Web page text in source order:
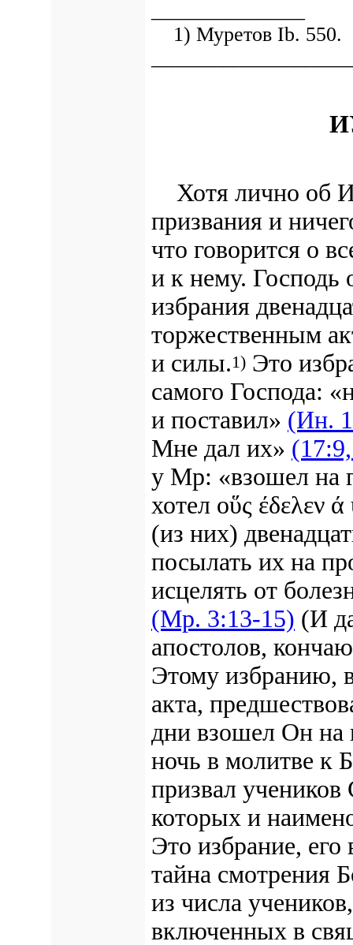
1) Муретов Ib. 550.
Хотя лично об
призвания и
что говорится о
и к нему. Господь
избрания
торжественным
и силы.1) Это
самого Господа:
и поставил» (Ин.
Мне дал их»
у Мр: «взошел на
хотел οὕς έδελεν ά
(из них)
посылать их на
исцелять от
(Мр. 3:13-15) (И
апостолов,
Этому избранию,
акта,
дни взошел Он на
ночь в молитве к
призвал учеников
которых и
Это избрание, его
тайна смотрения
из числа
включенных в